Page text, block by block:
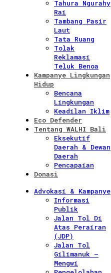
Tahura Ngurahy
Rai
Tambang Pasir
Laut
Tata Ruang
Tolak
Reklamasi
Teluk Benoa
Kampanye Lingkungan
Hidup
Bencana
Lingkungan
Keadilan Iklim
Eco Defender
Tentang WALHI Bali
Eksekutif
Daerah & Dewan
Daerah
Pencapaian
Donasi
Advokasi & Kampanye
Informasi
Publik
Jalan Tol Di
Atas Perairan
(JDP)
Jalan Tol
Gilimanuk –
Mengwi